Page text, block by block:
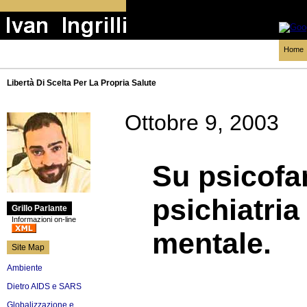
Home
Libertà Di Scelta Per La Propria Salute
Grillo Parlante
Informazioni on-line
Site Map
Ambiente
Dietro AIDS e SARS
Globalizzazione e
Ottobre 9, 2003
Su
psichiatria
mentale.